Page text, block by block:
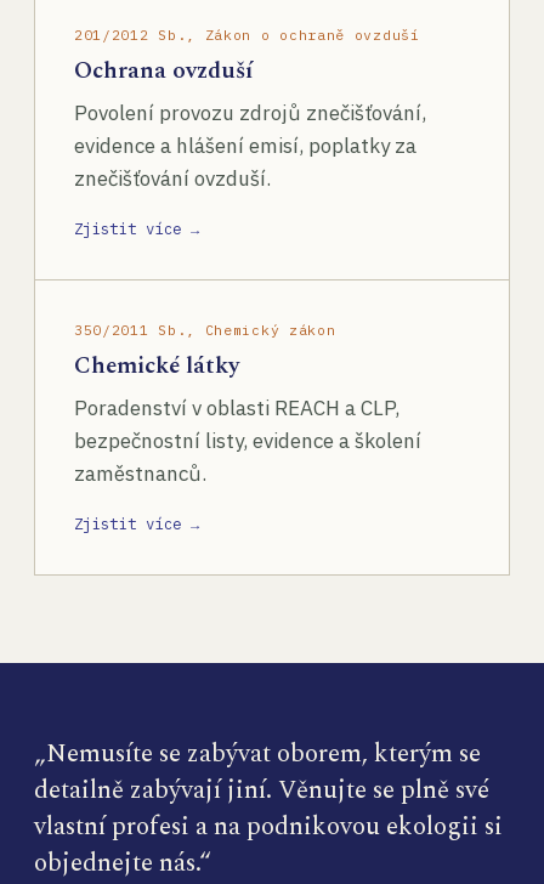
201/2012 Sb., Zákon o ochraně ovzduší
Ochrana ovzduší
Povolení provozu zdrojů znečišťování,
evidence a hlášení emisí, poplatky za
znečišťování ovzduší.
Zjistit více →
350/2011 Sb., Chemický zákon
Chemické látky
Poradenství v oblasti REACH a CLP,
bezpečnostní listy, evidence a školení
zaměstnanců.
Zjistit více →
„Nemusíte se zabývat oborem, kterým se
detailně zabývají jiní. Věnujte se plně své
vlastní profesi a na podnikovou ekologii si
objednejte nás.“